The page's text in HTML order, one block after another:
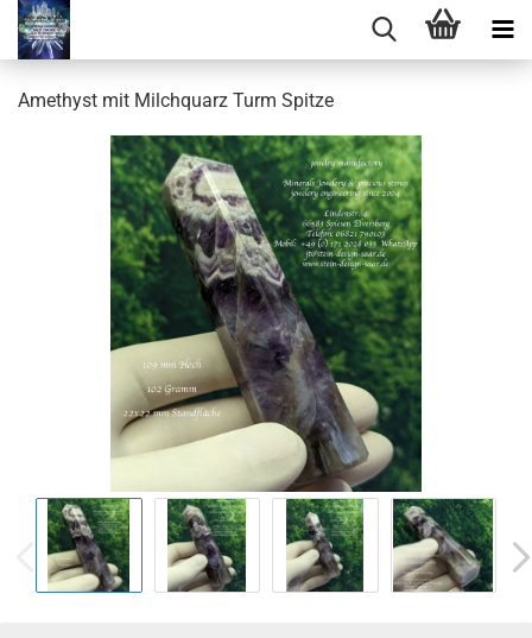
Amethyst mit Milchquarz Turm Spitze